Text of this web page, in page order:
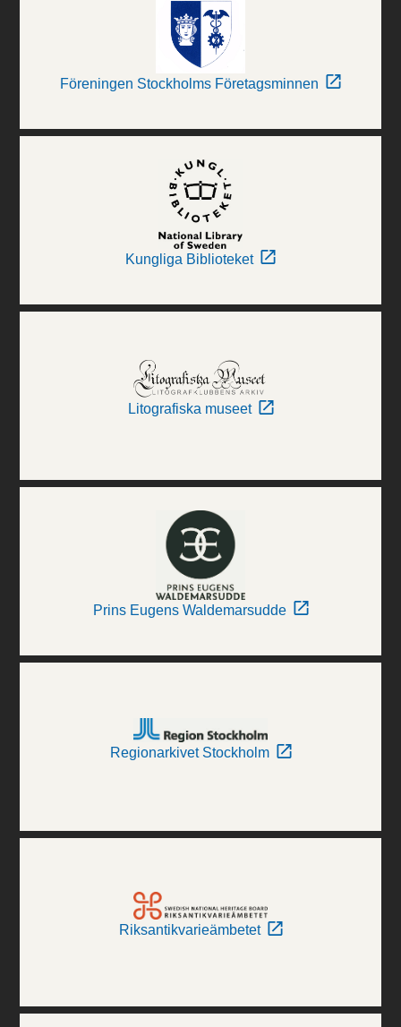
Föreningen Stockholms Företagsminnen
Kungliga Biblioteket
Litografiska museet
Prins Eugens Waldemarsudde
Regionarkivet Stockholm
Riksantikvarieämbetet